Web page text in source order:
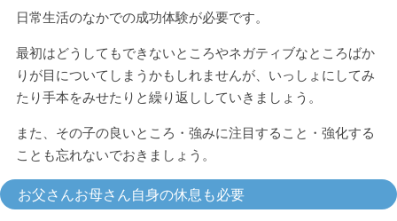
日常生活のなかでの成功体験が必要です。
最初はどうしてもできないところやネガティブなところばか
りが目についてしまうかもしれませんが、いっしょにしてみ
たり手本をみせたりと繰り返ししていきましょう。
また、その子の良いところ・強みに注目すること・強化する
ことも忘れないでおきましょう。
お父さんお母さん自身の休息も必要